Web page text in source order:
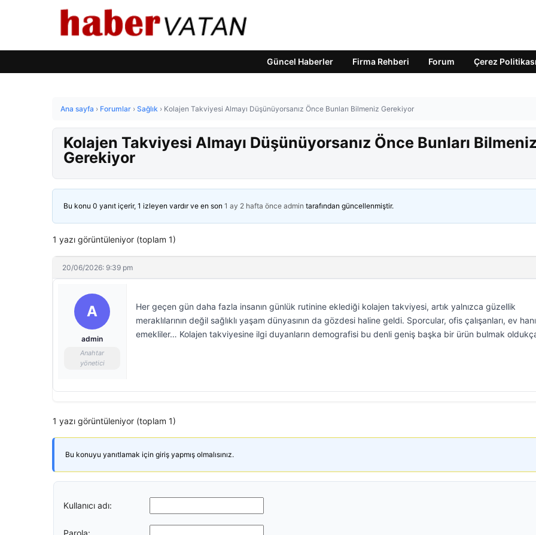
Güncel Haberler Firma Rehberi Forum Çerez Politikası
Ana sayfa › Forumlar › Sağlık › Kolajen Takviyesi Almayı Düşünüyorsanız Önce Bunları Bilmeniz Gerekiyor
Kolajen Takviyesi Almayı Düşünüyorsanız Önce Bunları Bilmeniz
Gerekiyor
Bu konu 0 yanıt içerir, 1 izleyen vardır ve en son 1 ay 2 hafta önce admin tarafından güncellenmiştir.
1 yazı görüntüleniyor (toplam 1)
20/06/2026: 9:39 pm
A
admin
Anahtar
yönetici
Her geçen gün daha fazla insanın günlük rutinine eklediği kolajen takviyesi, artık yalnızca güzellik
meraklılarının değil sağlıklı yaşam dünyasının da gözdesi haline geldi. Sporcular, ofis çalışanları, ev
emekliler… Kolajen takviyesine ilgi duyanların demografisi bu denli geniş başka bir ürün bulmak
1 yazı görüntüleniyor (toplam 1)
Bu konuyu yanıtlamak için giriş yapmış olmalısınız.
Kullanıcı adı:
Parola: